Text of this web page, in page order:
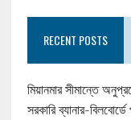
RECENT POSTS
মিয়ানমার সীমান্তে
সরকারি ব্যানার-বিলবোর্ডে